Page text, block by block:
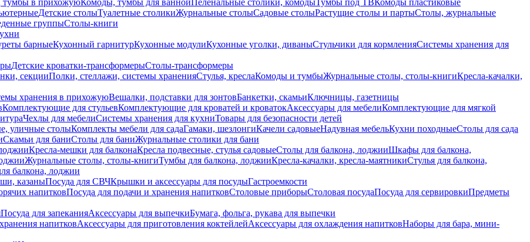
в прихожуюКомоды, тумбы для ваннойПеленальные столики, комодыТумбы под ТВКомоды пластиковые
Детские столыТуалетные столикиЖурнальные столыСадовые столыРастущие столы и партыСтолы, журнальные
группыСтолы-книги
барныеКухонный гарнитурКухонные модулиКухонные уголки, диваныСтульчики для кормленияСистемы хранения для
Детские кроватки-трансформерыСтолы-трансформеры
секцииПолки, стеллажи, системы храненияСтулья, креслаКомоды и тумбыЖурнальные столы, столы-книгиКресла-качалки,
хранения в прихожуюВешалки, подставки для зонтовБанкетки, скамьиКлючницы, газетницы
Комплектующие для стульевКомплектующие для кроватей и кроватокАксессуары для мебелиКомплектующие для мягкой
Чехлы для мебелиСистемы хранения для кухниТовары для безопасности детей
уличные столыКомплекты мебели для садаГамаки, шезлонгиКачели садовыеНадувная мебельКухни походныеСтолы для сада
Скамьи для баниСтолы для баниЖурнальные столики для бани
Кресла-мешки для балконаКресла подвесные, стулья садовыеСтолы для балкона, лоджииШкафы для балкона,
Журнальные столы, столы-книгиТумбы для балкона, лоджииКресла-качалки, кресла-маятникиСтулья для балкона,
балкона, лоджии
казаныПосуда для СВЧКрышки и аксессуары для посудыГастроемкости
напитковПосуда для подачи и хранения напитковСтоловые приборыСтоловая посудаПосуда для сервировкиПредметы
Посуда для запеканияАксессуары для выпечкиБумага, фольга, рукава для выпечки
напитковАксессуары для приготовления коктейлейАксессуары для охлаждения напитковНаборы для бара, мини-